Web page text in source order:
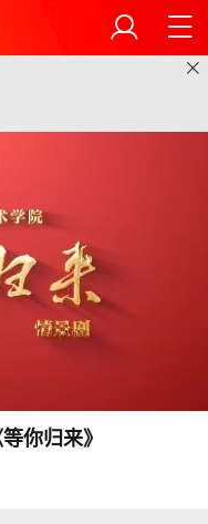
你归来》